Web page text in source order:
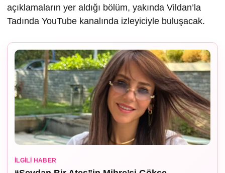
açıklamaların yer aldığı bölüm, yakında Vildan’la
Tadında YouTube kanalında izleyiciyle buluşacak.
İLGILI HABER